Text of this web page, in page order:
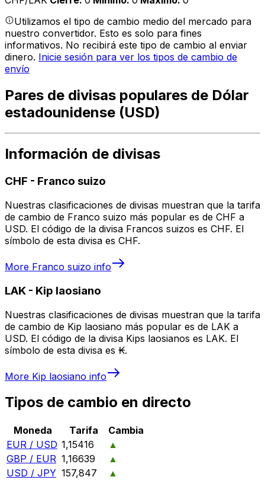
Utilizamos el tipo de cambio medio del mercado para
nuestro convertidor. Esto es solo para fines
informativos. No recibirá este tipo de cambio al enviar
dinero. Inicie sesión para ver los tipos de cambio de
envío
Pares de divisas populares de Dólar
estadounidense (USD)
Información de divisas
CHF - Franco suizo
Nuestras clasificaciones de divisas muestran que la tarifa
de cambio de Franco suizo más popular es de CHF a
USD. El código de la divisa Francos suizos es CHF. El
símbolo de esta divisa es CHF.
More Franco suizo info
LAK - Kip laosiano
Nuestras clasificaciones de divisas muestran que la tarifa
de cambio de Kip laosiano más popular es de LAK a
USD. El código de la divisa Kips laosianos es LAK. El
símbolo de esta divisa es ₭.
More Kip laosiano info
Tipos de cambio en directo
Moneda Tarifa
Cambia
EUR / USD 1,15416
▲
GBP / EUR 1,16639
▲
USD / JPY 157,847
▲